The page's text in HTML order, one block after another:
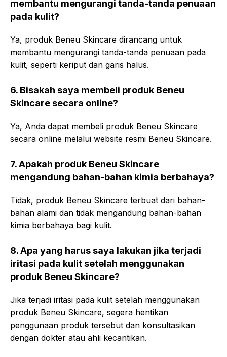
membantu mengurangi tanda-tanda penuaan
pada kulit?
Ya, produk Beneu Skincare dirancang untuk
membantu mengurangi tanda-tanda penuaan pada
kulit, seperti keriput dan garis halus.
6. Bisakah saya membeli produk Beneu
Skincare secara online?
Ya, Anda dapat membeli produk Beneu Skincare
secara online melalui website resmi Beneu Skincare.
7. Apakah produk Beneu Skincare
mengandung bahan-bahan kimia berbahaya?
Tidak, produk Beneu Skincare terbuat dari bahan-
bahan alami dan tidak mengandung bahan-bahan
kimia berbahaya bagi kulit.
8. Apa yang harus saya lakukan jika terjadi
iritasi pada kulit setelah menggunakan
produk Beneu Skincare?
Jika terjadi iritasi pada kulit setelah menggunakan
produk Beneu Skincare, segera hentikan
penggunaan produk tersebut dan konsultasikan
dengan dokter atau ahli kecantikan.